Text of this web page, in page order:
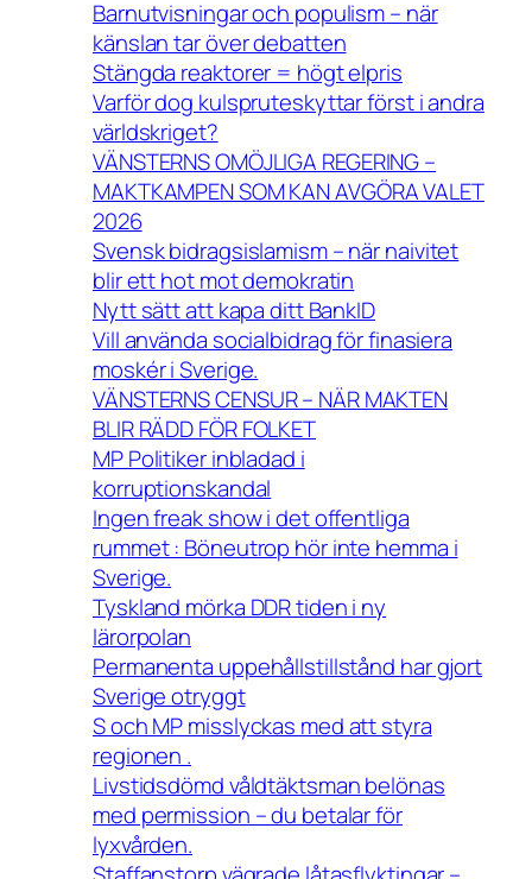
Barnutvisningar och populism – när
känslan tar över debatten
Stängda reaktorer = högt elpris
Varför dog kulspruteskyttar först i andra
världskriget?
VÄNSTERNS OMÖJLIGA REGERING –
MAKTKAMPEN SOM KAN AVGÖRA VALET
2026
Svensk bidragsislamism – när naivitet
blir ett hot mot demokratin
Nytt sätt att kapa ditt BankID
Vill använda socialbidrag för finasiera
moskér i Sverige.
VÄNSTERNS CENSUR – NÄR MAKTEN
BLIR RÄDD FÖR FOLKET
MP Politiker inbladad i
korruptionskandal
Ingen freak show i det offentliga
rummet : Böneutrop hör inte hemma i
Sverige.
Tyskland mörka DDR tiden i ny
lärorpolan
Permanenta uppehållstillstånd har gjort
Sverige otryggt
S och MP misslyckas med att styra
regionen .
Livstidsdömd våldtäktsman belönas
med permission – du betalar för
lyxvården.